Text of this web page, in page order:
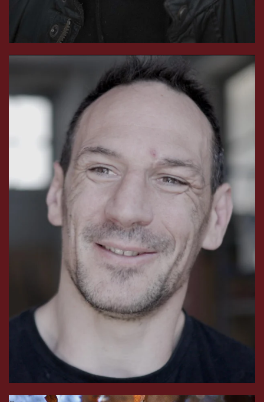
Après 2 ans d'incarcération, son expérience évite
aux nouveaux sortants de prison de se
reconstruire et non pas d'y retourner.